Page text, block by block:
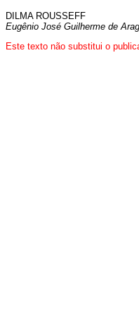
DILMA ROUSSEFF
Eugênio José Guilherme de
Este texto não substitui o